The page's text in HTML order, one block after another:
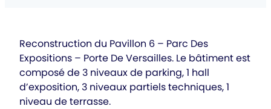
Reconstruction du Pavillon 6 – Parc Des
Expositions – Porte De Versailles. Le bâtiment est
composé de 3 niveaux de parking, 1 hall
d’exposition, 3 niveaux partiels techniques, 1
niveau de terrasse.